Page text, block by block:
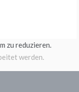
zu reduzieren.
werden.